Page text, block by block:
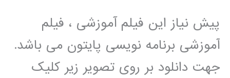
پیش نیاز این فیلم آموزشی ، فیلم
آموزشی برنامه نویسی پایتون می باشد.
جهت دانلود بر روی تصویر زیر کلیک